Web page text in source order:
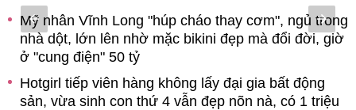
Mỹ nhân Vĩnh Long "húp cháo thay cơm", ngủ trong
nhà dột, lớn lên nhờ mặc bikini đẹp mà đổi đời, giờ
ở "cung điện" 50 tỷ
Hotgirl tiếp viên hàng không lấy đại gia bất động
sản, vừa sinh con thứ 4 vẫn đẹp nõn nà, có 1 triệu